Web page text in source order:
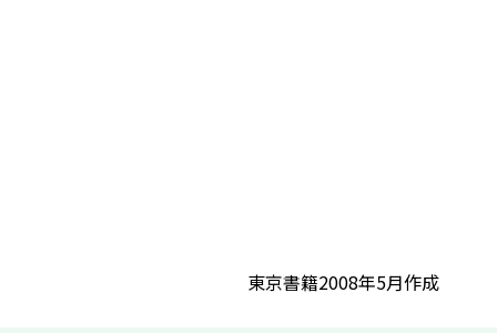
東京書籍2008年5月作成